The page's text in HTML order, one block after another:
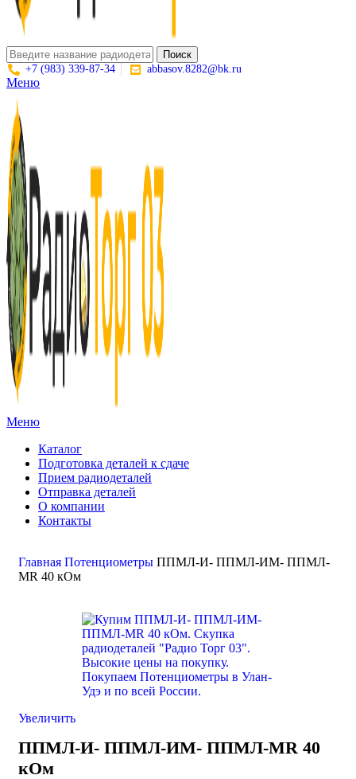
Поиск
+7 (983) 339-87-34
abbasov.8282@bk.ru
Меню
Меню
Каталог
Подготовка деталей к сдаче
Прием радиодеталей
Отправка деталей
О компании
Контакты
Поиск
Главная Потенциометры ППМЛ-И- ППМЛ-ИМ- ППМЛ-
МR 40 кОм
Увеличить
ППМЛ-И- ППМЛ-ИМ- ППМЛ-МR 40
кОм